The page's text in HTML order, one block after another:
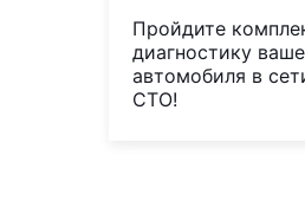
Пройдите
диагностику
автомобиля в
СТО!